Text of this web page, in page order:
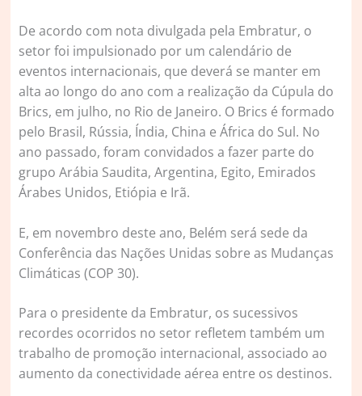
De acordo com nota divulgada pela Embratur, o
setor foi impulsionado por um calendário de
eventos internacionais, que deverá se manter em
alta ao longo do ano com a realização da Cúpula do
Brics, em julho, no Rio de Janeiro. O Brics é formado
pelo Brasil, Rússia, Índia, China e África do Sul. No
ano passado, foram convidados a fazer parte do
grupo Arábia Saudita, Argentina, Egito, Emirados
Árabes Unidos, Etiópia e Irã.
E, em novembro deste ano, Belém será sede da
Conferência das Nações Unidas sobre as Mudanças
Climáticas (COP 30).
Para o presidente da Embratur, os sucessivos
recordes ocorridos no setor refletem também um
trabalho de promoção internacional, associado ao
aumento da conectividade aérea entre os destinos.